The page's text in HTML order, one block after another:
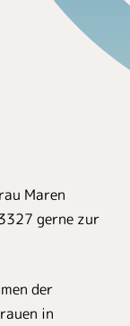
Maren
gerne zur
der
in